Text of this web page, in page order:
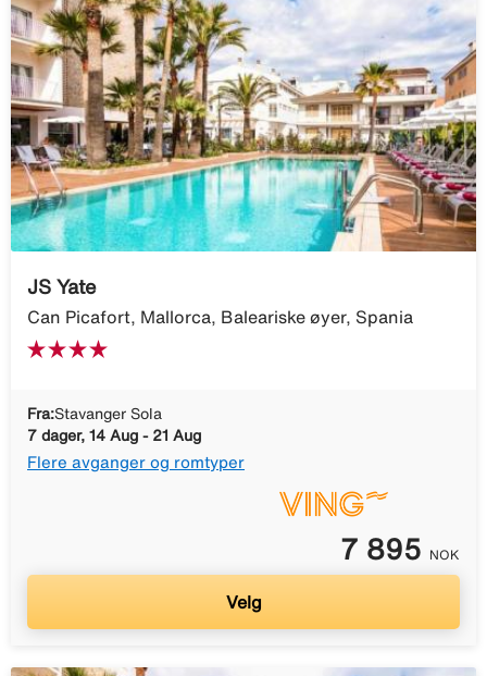
JS Yate
Can Picafort, Mallorca, Baleariske øyer, Spania
Fra:Stavanger Sola
7 dager, 14 Aug - 21 Aug
Flere avganger og romtyper
7 895 NOK
Velg